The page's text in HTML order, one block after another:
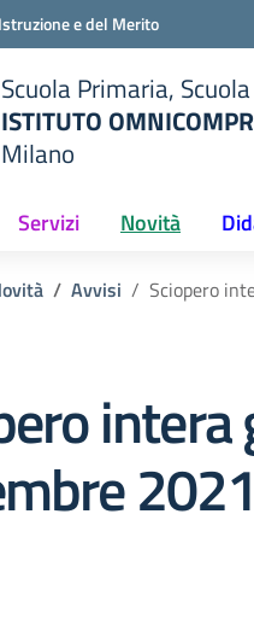
e del Merito
Scuola Primaria,
ISTITUTO
Milano
Servizi Novità
Avvisi Sciopero
2021